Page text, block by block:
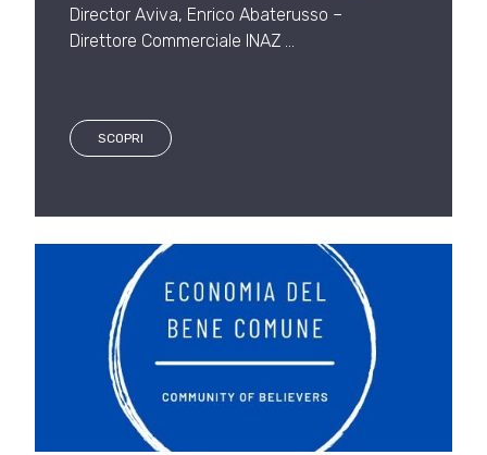
Director Aviva, Enrico Abaterusso –
Direttore Commerciale INAZ …
SCOPRI